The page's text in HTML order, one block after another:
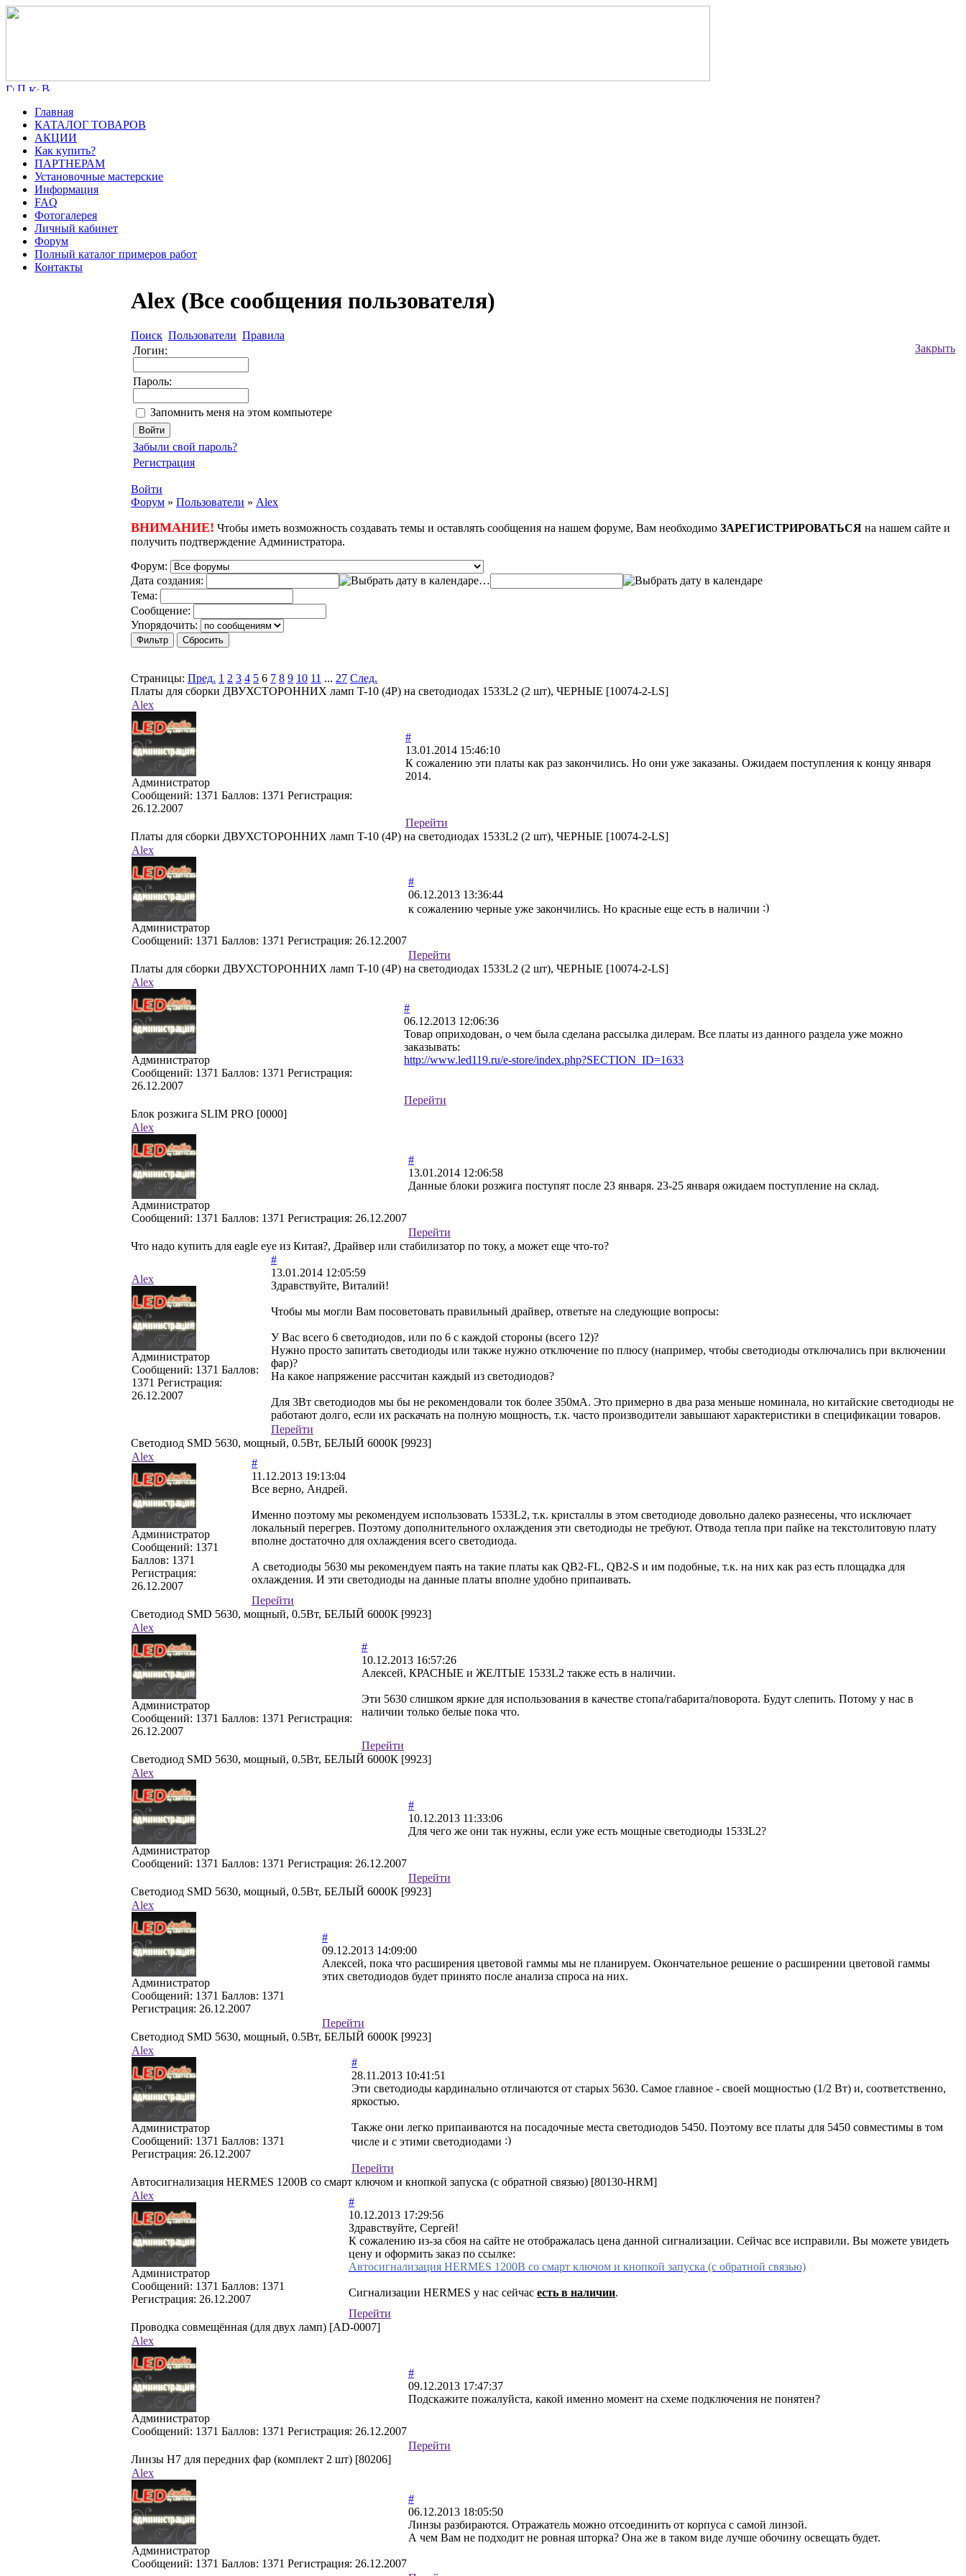
Главная
КАТАЛОГ ТОВАРОВ
АКЦИИ
Как купить?
ПАРТНЕРАМ
Установочные мастерские
Информация
FAQ
Фотогалерея
Личный кабинет
Форум
Полный каталог примеров работ
Контакты
Alex (Все сообщения пользователя)
Поиск Пользователи Правила
Закрыть
Логин:
Пароль:
Запомнить меня на этом компьютере
Забыли свой пароль?
Регистрация
Войти
Форум » Пользователи » Alex
ВНИМАНИЕ! Чтобы иметь возможность создавать темы и оставлять сообщения на нашем форуме, Вам необходимо ЗАРЕГИСТРИРОВАТЬСЯ на нашем сайте и
получить подтверждение Администратора.
Форум:
Дата создания:
…
Тема:
Cooбщение:
Упорядочить:
Страницы: Пред. 1 2 3 4 5 6 7 8 9 10 11 ... 27 След.
Платы для сборки ДВУХСТОРОННИХ ламп T-10 (4P) на светодиодах 1533L2 (2 шт), ЧЕРНЫЕ [10074-2-LS]
Alex
Администратор
Cообщений: 1371 Баллов: 1371 Регистрация:
26.12.2007
#
13.01.2014 15:46:10
К сожалению эти платы как раз закончились. Но они уже заказаны. Ожидаем поступления к концу января
2014.
Перейти
Платы для сборки ДВУХСТОРОННИХ ламп T-10 (4P) на светодиодах 1533L2 (2 шт), ЧЕРНЫЕ [10074-2-LS]
Alex
Администратор
Cообщений: 1371 Баллов: 1371 Регистрация: 26.12.2007
#
06.12.2013 13:36:44
к сожалению черные уже закончились. Но красные еще есть в наличии
Перейти
Платы для сборки ДВУХСТОРОННИХ ламп T-10 (4P) на светодиодах 1533L2 (2 шт), ЧЕРНЫЕ [10074-2-LS]
Alex
Администратор
Cообщений: 1371 Баллов: 1371 Регистрация:
26.12.2007
#
06.12.2013 12:06:36
Товар оприходован, о чем была сделана рассылка дилерам. Все платы из данного раздела уже можно
заказывать:
http://www.led119.ru/e-store/index.php?SECTION_ID=1633
Перейти
Блок розжига SLIM PRO [0000]
Alex
Администратор
Cообщений: 1371 Баллов: 1371 Регистрация: 26.12.2007
#
13.01.2014 12:06:58
Данные блоки розжига поступят после 23 января. 23-25 января ожидаем поступление на склад.
Перейти
Что надо купить для eagle eye из Китая?, Драйвер или стабилизатор по току, а может еще что-то?
Alex
Администратор
Cообщений: 1371 Баллов:
1371 Регистрация:
26.12.2007
#
13.01.2014 12:05:59
Здравствуйте, Виталий!
Чтобы мы могли Вам посоветовать правильный драйвер, ответьте на следующие вопросы:
У Вас всего 6 светодиодов, или по 6 с каждой стороны (всего 12)?
Нужно просто запитать светодиоды или также нужно отключение по плюсу (например, чтобы светодиоды отключались при включении
фар)?
На какое напряжение рассчитан каждый из светодиодов?
Для 3Вт светодиодов мы бы не рекомендовали ток более 350мА. Это примерно в два раза меньше номинала, но китайские светодиоды не
работают долго, если их раскачать на полную мощность, т.к. часто производители завышают характеристики в спецификации товаров.
Перейти
Светодиод SMD 5630, мощный, 0.5Вт, БЕЛЫЙ 6000К [9923]
Alex
Администратор
Cообщений: 1371
Баллов: 1371
Регистрация:
26.12.2007
#
11.12.2013 19:13:04
Все верно, Андрей.
Именно поэтому мы рекомендуем использовать 1533L2, т.к. кристаллы в этом светодиоде довольно далеко разнесены, что исключает
локальный перегрев. Поэтому дополнительного охлаждения эти светодиоды не требуют. Отвода тепла при пайке на текстолитовую плату
вполне достаточно для охлаждения всего светодиода.
А светодиоды 5630 мы рекомендуем паять на такие платы как QB2-FL, QB2-S и им подобные, т.к. на них как раз есть площадка для
охлаждения. И эти светодиоды на данные платы вполне удобно припаивать.
Перейти
Светодиод SMD 5630, мощный, 0.5Вт, БЕЛЫЙ 6000К [9923]
Alex
Администратор
Cообщений: 1371 Баллов: 1371 Регистрация:
26.12.2007
#
10.12.2013 16:57:26
Алексей, КРАСНЫЕ и ЖЕЛТЫЕ 1533L2 также есть в наличии.
Эти 5630 слишком яркие для использования в качестве стопа/габарита/поворота. Будут слепить. Потому у нас в
наличии только белые пока что.
Перейти
Светодиод SMD 5630, мощный, 0.5Вт, БЕЛЫЙ 6000К [9923]
Alex
Администратор
Cообщений: 1371 Баллов: 1371 Регистрация: 26.12.2007
#
10.12.2013 11:33:06
Для чего же они так нужны, если уже есть мощные светодиоды 1533L2?
Перейти
Светодиод SMD 5630, мощный, 0.5Вт, БЕЛЫЙ 6000К [9923]
Alex
Администратор
Cообщений: 1371 Баллов: 1371
Регистрация: 26.12.2007
#
09.12.2013 14:09:00
Алексей, пока что расширения цветовой гаммы мы не планируем. Окончательное решение о расширении цветовой гаммы
этих светодиодов будет принято после анализа спроса на них.
Перейти
Светодиод SMD 5630, мощный, 0.5Вт, БЕЛЫЙ 6000К [9923]
Alex
Администратор
Cообщений: 1371 Баллов: 1371
Регистрация: 26.12.2007
#
28.11.2013 10:41:51
Эти светодиоды кардинально отличаются от старых 5630. Самое главное - своей мощностью (1/2 Вт) и, соответственно,
яркостью.
Также они легко припаиваются на посадочные места светодиодов 5450. Поэтому все платы для 5450 совместимы в том
числе и с этими светодиодами
Перейти
Автосигнализация HERMES 1200B со смарт ключом и кнопкой запуска (с обратной связью) [80130-HRM]
Alex
Администратор
Cообщений: 1371 Баллов: 1371
Регистрация: 26.12.2007
#
10.12.2013 17:29:56
Здравствуйте, Сергей!
К сожалению из-за сбоя на сайте не отображалась цена данной сигнализации. Сейчас все исправили. Вы можете увидеть
цену и оформить заказ по ссылке:
Автосигнализация HERMES 1200B со смарт ключом и кнопкой запуска (с обратной связью)
Сигнализации HERMES у нас сейчас есть в наличии.
Перейти
Проводка совмещённая (для двух ламп) [AD-0007]
Alex
Администратор
Cообщений: 1371 Баллов: 1371 Регистрация: 26.12.2007
#
09.12.2013 17:47:37
Подскажите пожалуйста, какой именно момент на схеме подключения не понятен?
Перейти
Линзы H7 для передних фар (комплект 2 шт) [80206]
Alex
Администратор
Cообщений: 1371 Баллов: 1371 Регистрация: 26.12.2007
#
06.12.2013 18:05:50
Линзы разбираются. Отражатель можно отсоединить от корпуса с самой линзой.
А чем Вам не подходит не ровная шторка? Она же в таком виде лучше обочину освещать будет.